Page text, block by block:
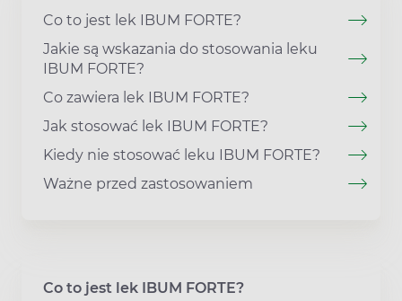
Co to jest lek IBUM FORTE?
Jakie są wskazania do stosowania leku
IBUM FORTE?
Co zawiera lek IBUM FORTE?
Jak stosować lek IBUM FORTE?
Kiedy nie stosować leku IBUM FORTE?
Ważne przed zastosowaniem
Co to jest lek IBUM FORTE?